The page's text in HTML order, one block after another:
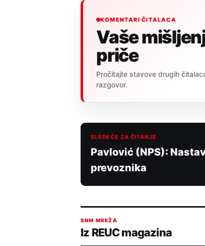
KOMENTARI ČITALACA
Vaše
priče
Pročitajte stavove drugih
razgovor.
SLEDEĆE ZA ČITANJE
Pavlović (NPS):
prevoznika
SNM MREŽA
Iz REUC magazina